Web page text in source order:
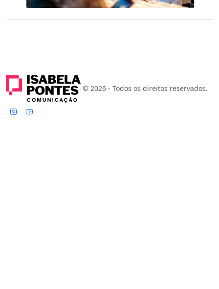
© 2026 - Todos os direitos reservados.